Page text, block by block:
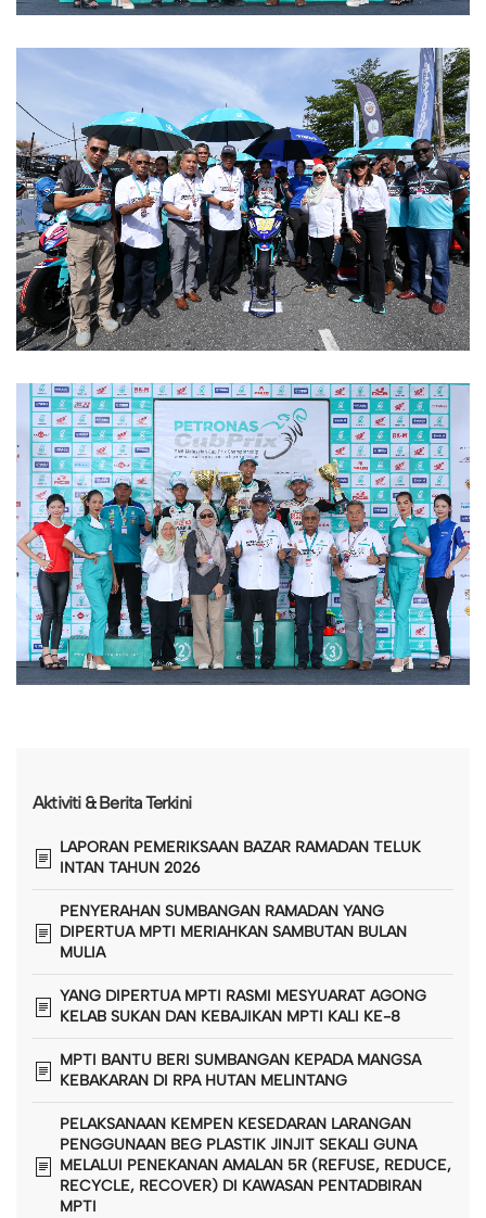
Aktiviti & Berita Terkini
LAPORAN PEMERIKSAAN BAZAR RAMADAN TELUK
INTAN TAHUN 2026
PENYERAHAN SUMBANGAN RAMADAN YANG
DIPERTUA MPTI MERIAHKAN SAMBUTAN BULAN
MULIA
YANG DIPERTUA MPTI RASMI MESYUARAT AGONG
KELAB SUKAN DAN KEBAJIKAN MPTI KALI KE-8
MPTI BANTU BERI SUMBANGAN KEPADA MANGSA
KEBAKARAN DI RPA HUTAN MELINTANG
PELAKSANAAN KEMPEN KESEDARAN LARANGAN
PENGGUNAAN BEG PLASTIK JINJIT SEKALI GUNA
MELALUI PENEKANAN AMALAN 5R (REFUSE, REDUCE,
RECYCLE, RECOVER) DI KAWASAN PENTADBIRAN
MPTI